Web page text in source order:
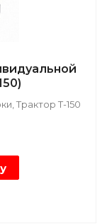
Трактор Т-150